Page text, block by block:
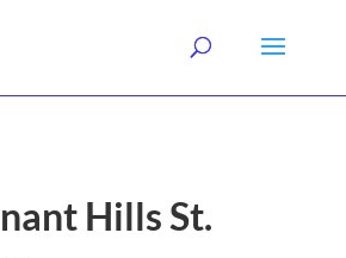
Hills St.